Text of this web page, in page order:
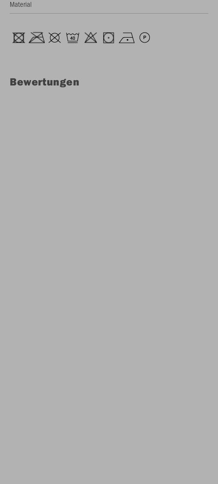
Material
Bewertungen